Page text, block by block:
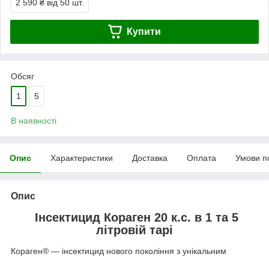
2 590 ₴ від 50 шт.
Купити
Обсяг
1 5
В наявності
Опис Характеристики Доставка Оплата Умови
Опис
Інсектицид Кораген 20 к.с. в 1 та 5
літровій тарі
Кораген® ― інсектицид нового покоління з унікальним